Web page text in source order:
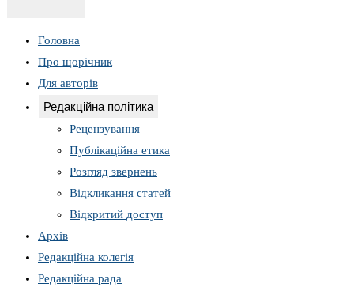
Головна
Про щорічник
Для авторів
Редакційна політика
Рецензування
Публікаційна етика
Розгляд звернень
Відкликання статей
Відкритий доступ
Архів
Редакційна колегія
Редакційна рада